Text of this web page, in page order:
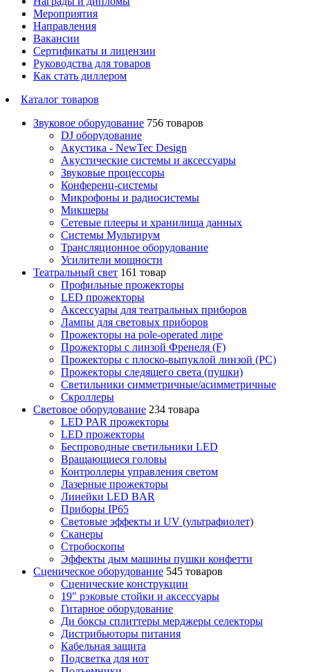
Мероприятия
Направления
Вакансии
Сертификаты и лицензии
Руководства для товаров
Как стать диллером
Каталог товаров
Звуковое оборудование 756 товаров
DJ оборудование
Акустика - NewTec Design
Акустические системы и аксессуары
Звуковые процессоры
Конференц-системы
Микрофоны и радиосистемы
Микшеры
Сетевые плееры и хранилища данных
Системы Мультирум
Трансляционное оборудование
Усилители мощности
Театральный свет 161 товар
Профильные прожекторы
LED прожекторы
Аксессуары для театральных приборов
Лампы для световых приборов
Прожекторы на pole-operated лире
Прожекторы с линзой Френеля (F)
Прожекторы с плоско-выпуклой линзой (PC)
Прожекторы следящего света (пушки)
Светильники симметричные/асимметричные
Скроллеры
Световое оборудование 234 товара
LED PAR прожекторы
LED прожекторы
Беспроводные светильники LED
Вращающиеся головы
Контроллеры управления светом
Лазерные прожекторы
Линейки LED BAR
Приборы IP65
Световые эффекты и UV (ультрафиолет)
Сканеры
Стробоскопы
Эффекты дым машины пушки конфетти
Сценическое оборудование 545 товаров
Сценические конструкции
19" рэковые стойки и аксесcуары
Гитарное оборудование
Ди боксы сплиттеры мерджеры селекторы
Дистрибьюторы питания
Кабельная защита
Подсветка для нот